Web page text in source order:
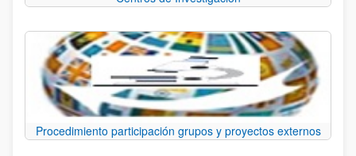
Procedimiento participación grupos y proyectos externos